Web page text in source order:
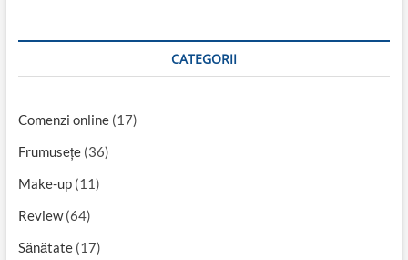
CATEGORII
Comenzi online(17)
Frumusețe(36)
Make-up(11)
Review(64)
Sănătate(17)